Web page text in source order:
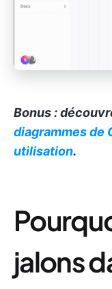
Bonus :
diagrammes de
utilisation.
jalons